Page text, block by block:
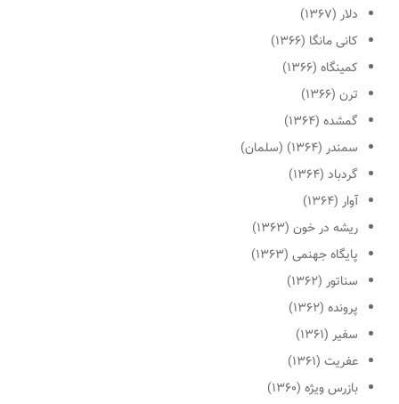
دلار (۱۳۶۷)
کانی مانگا (۱۳۶۶)
کمینگاه (۱۳۶۶)
ترن (۱۳۶۶)
گمشده (۱۳۶۴)
سمندر (۱۳۶۴) (سلمان)
گردباد (۱۳۶۴)
آوار (۱۳۶۴)
ریشه در خون (۱۳۶۳)
پایگاه جهنمی (۱۳۶۳)
سناتور (۱۳۶۲)
پرونده (۱۳۶۲)
سفیر (۱۳۶۱)
عفریت (۱۳۶۱)
بازرس ویژه (۱۳۶۰)